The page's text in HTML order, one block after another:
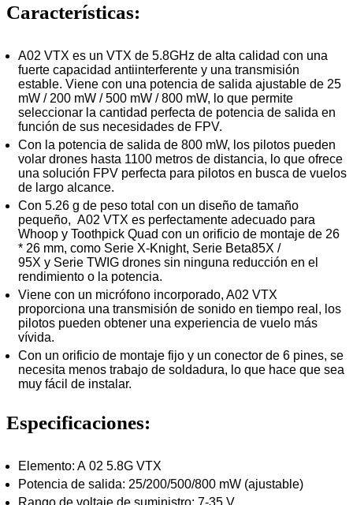
Características:
A02 VTX es un VTX de 5.8GHz de alta calidad con una
fuerte capacidad antiinterferente y una transmisión
estable. Viene con una potencia de salida ajustable de 25
mW / 200 mW / 500 mW / 800 mW, lo que permite
seleccionar la cantidad perfecta de potencia de salida en
función de sus necesidades de FPV.
Con la potencia de salida de 800 mW, los pilotos pueden
volar drones hasta 1100 metros de distancia, lo que ofrece
una solución FPV perfecta para pilotos en busca de vuelos
de largo alcance.
Con 5.26 g de peso total con un diseño de tamaño
pequeño, A02 VTX es perfectamente adecuado para
Whoop y Toothpick Quad con un orificio de montaje de 26
* 26 mm, como Serie X-Knight, Serie Beta85X /
95X y Serie TWIG drones sin ninguna reducción en el
rendimiento o la potencia.
Viene con un micrófono incorporado, A02 VTX
proporciona una transmisión de sonido en tiempo real, los
pilotos pueden obtener una experiencia de vuelo más
vívida.
Con un orificio de montaje fijo y un conector de 6 pines, se
necesita menos trabajo de soldadura, lo que hace que sea
muy fácil de instalar.
Especificaciones:
Elemento: A 02 5.8G VTX
Potencia de salida: 25/200/500/800 mW (ajustable)
Rango de voltaje de suministro: 7-35 V